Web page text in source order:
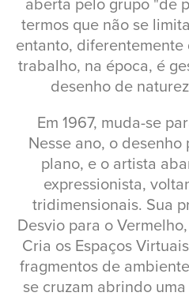
aberta pelo grupo "de
termos que não se
entanto, diferentemente
trabalho, na época, é
desenho de
Em 1967, muda-se
Nesse ano, o
plano, e o artista
expressionista,
tridimensionais. Sua
Desvio para o
Cria os Espaços
fragmentos de
se cruzam abrindo